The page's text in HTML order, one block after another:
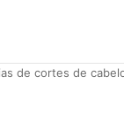
de cortes de